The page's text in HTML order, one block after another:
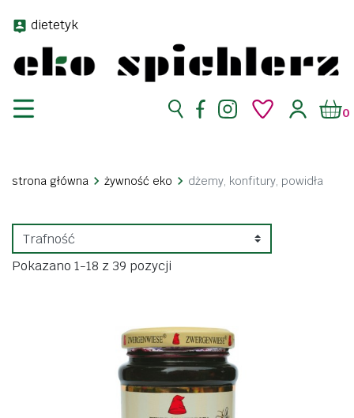
dietetyk
0
strona główna żywność eko dżemy, konfitury, powidła
Pokazano 1-18 z 39 pozycji